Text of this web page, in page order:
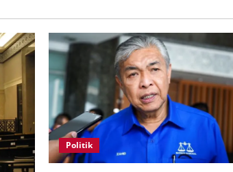
Politik